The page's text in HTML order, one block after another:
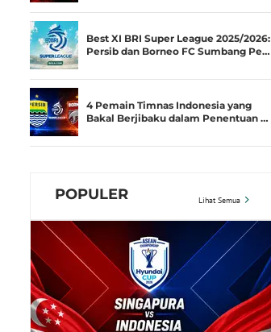
Best XI BRI Super League 2025/2026:
Persib dan Borneo FC Sumbang Pe…
4 Pemain Timnas Indonesia yang
Bakal Berjibaku dalam Penentuan …
POPULER Lihat Semua